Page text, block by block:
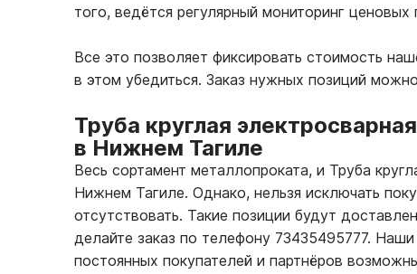
того, ведётся регулярный мониторинг
Все это позволяет фиксировать стоимость
в этом убедиться. Заказ нужных позиций
Труба круглая
в Нижнем Тагиле
Весь сортамент металлопроката, и Труба
Нижнем Тагиле. Однако, нельзя исключать
отсутствовать. Такие позиции будут
делайте заказ по телефону 73435495777.
постоянных покупателей и партнёров